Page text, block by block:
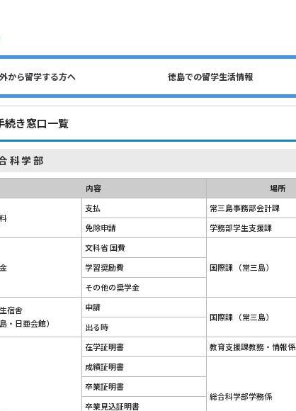
から留学する方へ 徳島での留学生活情報
続き窓口一覧
科学部
内容 場所
支払 常三島事務部会計課
免除申請
学務部学生支援課
文科省 国費
国際課 （常三島）
学習奨励費
その他の奨学金
宿舎
島・日亜会館）
申請
国際課 （常三島）
出る時
在学証明書 教育支援課教務・情報係
成績証明書
総合科学部学務係
卒業証明書
卒業見込証明書